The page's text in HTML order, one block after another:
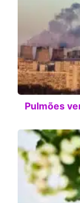
Pulmões